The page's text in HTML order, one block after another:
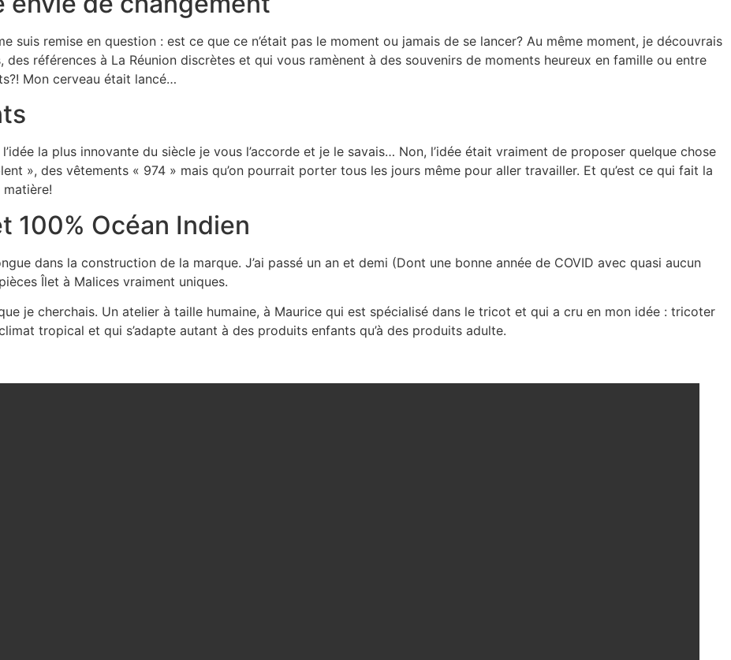
suis remise en question : est ce que ce n’était pas le moment ou jamais de se lancer? Au même moment, je découvrais
références à La Réunion discrètes et qui vous ramènent à des souvenirs de moments heureux en famille ou entre
Mon cerveau était lancé…
la plus innovante du siècle je vous l’accorde et je le savais… Non, l’idée était vraiment de proposer quelque chose
», des vêtements « 974 » mais qu’on pourrait porter tous les jours même pour aller travailler. Et qu’est ce qui fait la
100% Océan Indien
dans la construction de la marque. J’ai passé un an et demi (Dont une bonne année de COVID avec quasi aucun
Îlet à Malices vraiment uniques.
je cherchais. Un atelier à taille humaine, à Maurice qui est spécialisé dans le tricot et qui a cru en mon idée : tricoter
tropical et qui s’adapte autant à des produits enfants qu’à des produits adulte.